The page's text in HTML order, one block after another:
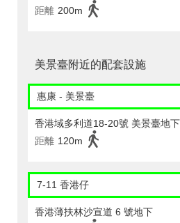
距離 200m
美景臺附近的配套設施
惠康 - 美景臺
香港域多利道18-20號 美景臺地下
距離 120m
7-11 香港仔
香港薄扶林沙宣道 6 號地下